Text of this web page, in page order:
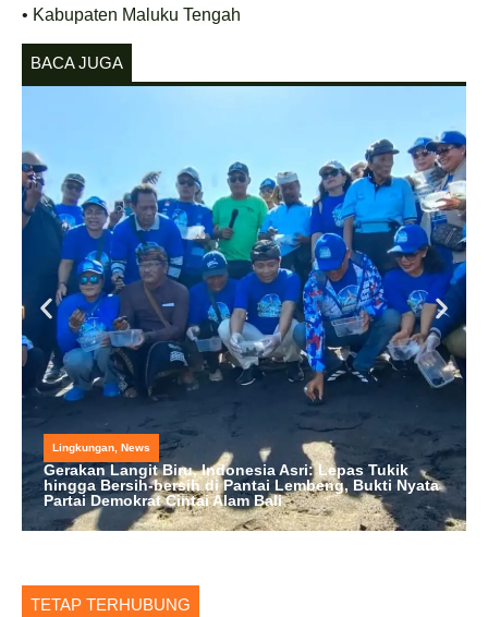
• Kabupaten Maluku Tengah
BACA JUGA
Lingkungan, News
Gerakan Langit Biru, Indonesia Asri: Lepas Tukik
hingga Bersih-bersih di Pantai Lembeng, Bukti Nyata
Partai Demokrat Cintai Alam Bali
TETAP TERHUBUNG